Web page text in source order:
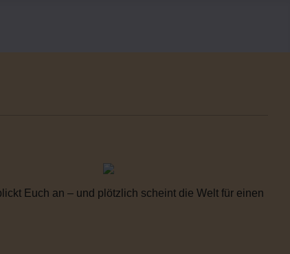
Euch an – und plötzlich scheint die Welt für einen